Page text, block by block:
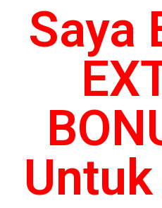
Saya